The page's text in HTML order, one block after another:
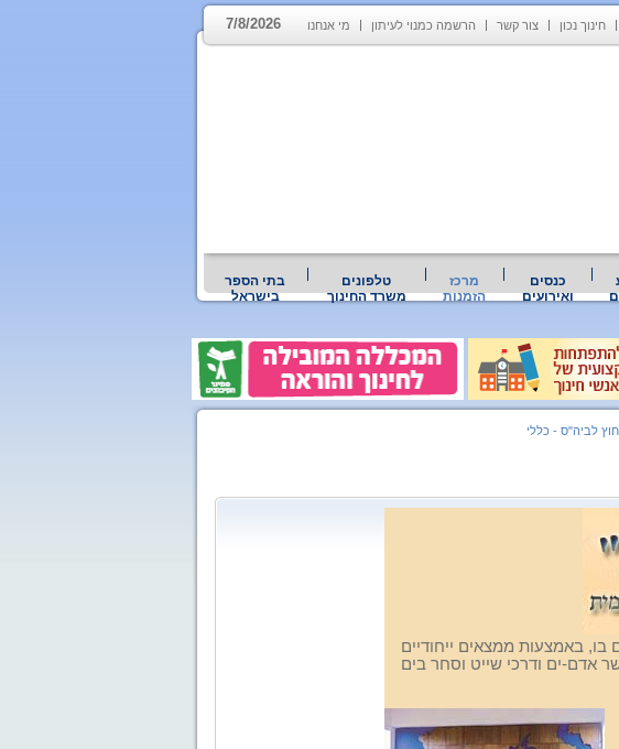
חינוך נכון צור קשר הרשמה כמנוי לעיתון מי אנחנו 7/8/2026
כנסים
ואירועים
מרכז
הזמנות
טלפונים
משרד החינוך
בתי הספר
בישראל
לביה"ס - כללי
בו, באמצעות ממצאים ייחודיים
אדם-ים ודרכי שייט וסחר בים